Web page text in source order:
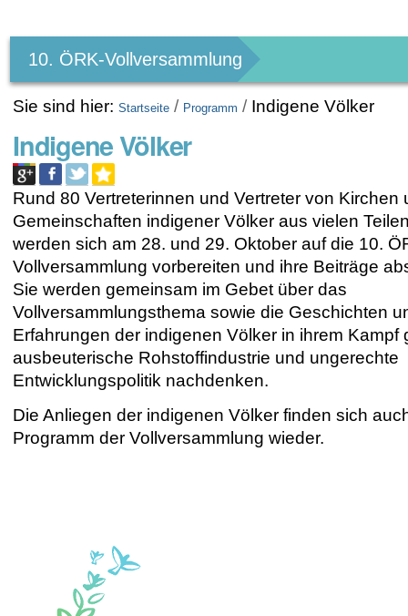
Werkzeuge
10. ÖRK-Vollversammlung
Sie sind hier: Startseite / Programm / Indigene Völker
Indigene Völker
Rund 80 Vertreterinnen und Vertreter von Kirchen
Gemeinschaften indigener Völker aus vielen
werden sich am 28. und 29. Oktober auf die 10.
Vollversammlung vorbereiten und ihre Beiträge
Sie werden gemeinsam im Gebet über das
Vollversammlungsthema sowie die Geschichten
Erfahrungen der indigenen Völker in ihrem Kampf
ausbeuterische Rohstoffindustrie und ungerechte
Entwicklungspolitik nachdenken.
Die Anliegen der indigenen Völker finden sich
Programm der Vollversammlung wieder.